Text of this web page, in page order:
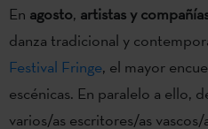
En agosto, artistas y
danza tradicional y
Festival Fringe, el mayor
escénicas. En paralelo a ello,
varios/as escritores/as